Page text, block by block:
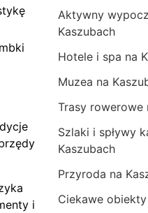
i
Aktywny
Kaszubach
Hotele i spa na
Muzea na
Trasy rowerowe
Szlaki i spływy
Kaszubach
Przyroda na
Ciekawe